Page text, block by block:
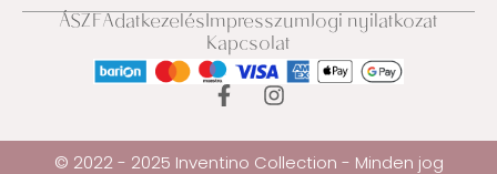
ÁSZFAdatkezelésImpresszumJogi nyilatkozat
Kapcsolat
© 2022 - 2025 Inventino Collection - Minden jog